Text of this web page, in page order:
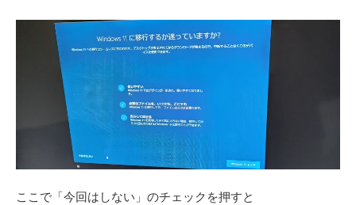
ここで「今回はしない」のチェックを押すと